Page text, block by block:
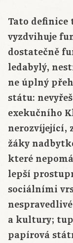
Tato definice
vyzdvihuje
dostatečně
ledabylý,
ne úplný
státu:
exekučního
nerozvíjející,
žáky
které
lepší
sociálními
a kultury;
papírová